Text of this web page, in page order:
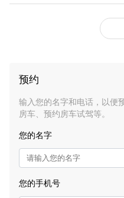
预约
输入您的名字和电话，以便
房车、预约房车试驾等。
您的名字
您的手机号